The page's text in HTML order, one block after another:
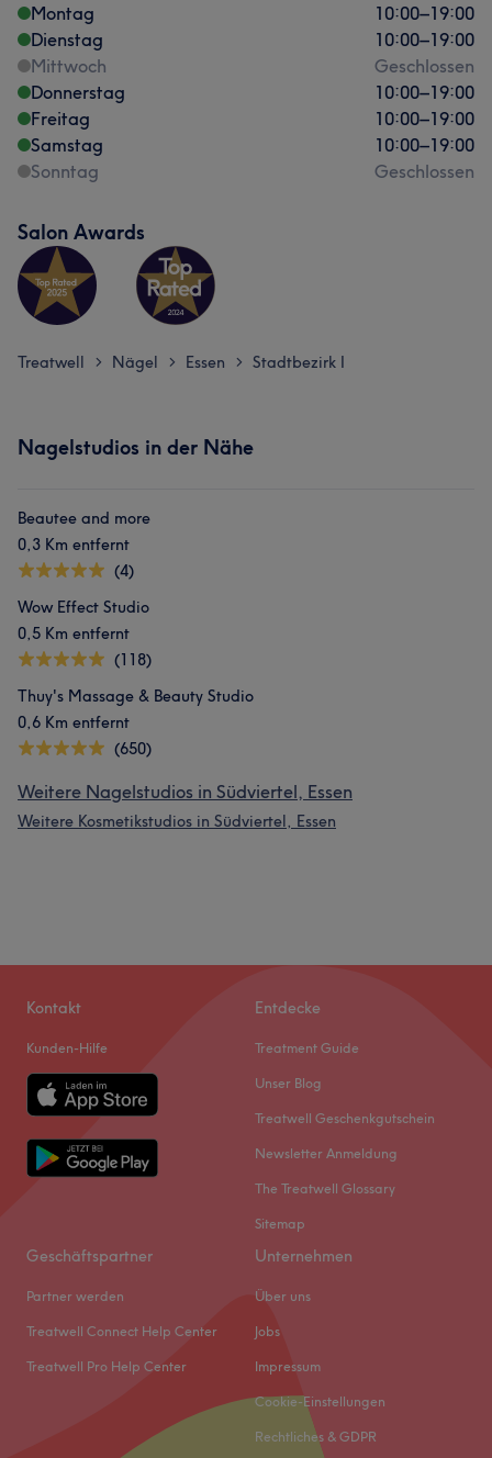
Montag 10:00–19:00
Dienstag
10:00–19:00
Mittwoch
Geschlossen
Donnerstag
10:00–19:00
Freitag
10:00–19:00
Samstag
10:00–19:00
Sonntag
Geschlossen
Salon Awards
Treatwell > Nägel > Essen > Stadtbezirk I
Nagelstudios in der Nähe
Beautee and more
0,3 Km entfernt
(4)
Wow Effect Studio
0,5 Km entfernt
(118)
Thuy's Massage & Beauty Studio
0,6 Km entfernt
(650)
Weitere Nagelstudios in Südviertel, Essen
Weitere Kosmetikstudios in Südviertel, Essen
Kontakt
Kunden-Hilfe
Entdecke
Treatment Guide
Unser Blog
Treatwell Geschenkgutschein
Newsletter Anmeldung
The Treatwell Glossary
Sitemap
Geschäftspartner
Partner werden
Treatwell Connect Help Center
Treatwell Pro Help Center
Unternehmen
Über uns
Jobs
Impressum
Cookie-Einstellungen
Rechtliches & GDPR